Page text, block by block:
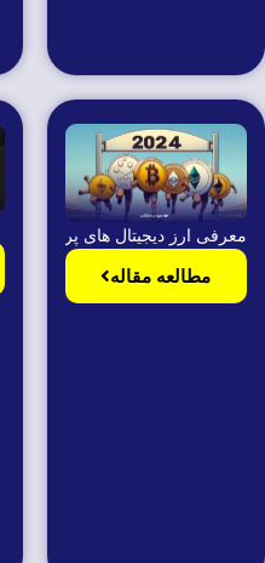
معرفی ارز دیجیتال های پر طرفدار در
مطالعه مقاله